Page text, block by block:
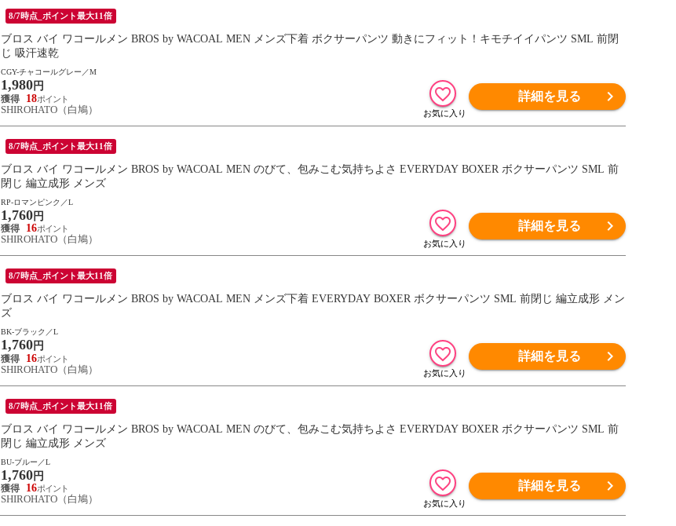
8/7時点_ポイント最大11倍
ブロス バイ ワコールメン BROS by WACOAL MEN メンズ下着 ボクサーパンツ 動きにフィット！キモチイイパンツ SML 前閉
じ 吸汗速乾
CGY-チャコールグレー／M
1,980 円
18
SHIROHATO（白鳩）
詳細を見る
8/7時点_ポイント最大11倍
ブロス バイ ワコールメン BROS by WACOAL MEN のびて、包みこむ気持ちよさ EVERYDAY BOXER ボクサーパンツ SML 前
閉じ 編立成形 メンズ
RP-ロマンピンク／L
1,760 円
16
SHIROHATO（白鳩）
詳細を見る
8/7時点_ポイント最大11倍
ブロス バイ ワコールメン BROS by WACOAL MEN メンズ下着 EVERYDAY BOXER ボクサーパンツ SML 前閉じ 編立成形 メン
ズ
BK-ブラック／L
1,760 円
16
SHIROHATO（白鳩）
詳細を見る
8/7時点_ポイント最大11倍
ブロス バイ ワコールメン BROS by WACOAL MEN のびて、包みこむ気持ちよさ EVERYDAY BOXER ボクサーパンツ SML 前
閉じ 編立成形 メンズ
BU-ブルー／L
1,760 円
16
SHIROHATO（白鳩）
詳細を見る